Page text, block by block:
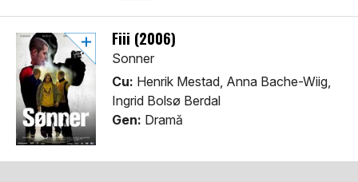
Fiii (2006)
Sonner
Cu: Henrik Mestad, Anna Bache-Wiig,
Ingrid Bolsø Berdal
Gen: Dramă